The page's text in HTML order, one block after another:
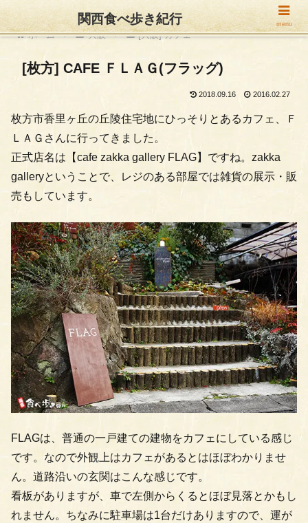
ホーム 大阪 [大阪] カフェ
[枚方] CAFE ＦＬＡＧ(フラッグ)
2018.09.16 2016.02.27
枚方市香里ヶ丘の丘陵住宅地にひっそりとあるカフェ、Ｆ
ＬＡＧさんに行ってきました。
正式店名は【cafe zakka gallery FLAG】ですね。zakka
galleryということで、レジのある部屋では雑貨の展示・販
売もしています。
FLAGは、普通の一戸建ての建物をカフェにしている感じ
です。なので外観上はカフェがあるとはほぼわかりませ
ん。道路沿いの玄関はこんな感じです。
看板がありますが、車で左側からくるとほぼ見落とかもし
れません。ちなみに駐車場は1台だけありますので、運が
関西食べ歩き紀行 menu